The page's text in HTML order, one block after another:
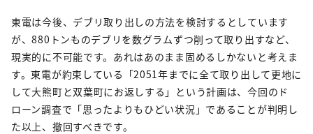
東電は今後、デブリ取り出しの方法を検討するとしています
が、880トンものデブリを数グラムずつ削って取り出すなど、
現実的に不可能です。あれはあのまま固めるしかないと考えま
す。東電が約束している「2051年までに全て取り出して更地に
して大熊町と双葉町にお返しする」という計画は、今回のド
ローン調査で「思ったよりもひどい状況」であることが判明し
た以上、撤回すべきです。